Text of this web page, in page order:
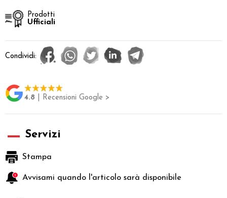
Prodotti
Ufficiali
Condividi:
4.8 | Recensioni Google >
Servizi
Stampa
Avvisami quando l'articolo sarà disponibile